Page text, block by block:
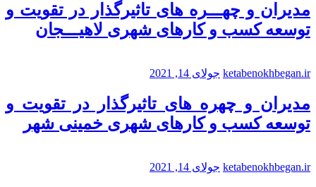
مدیران و چهـــره های تاثیرگذار در تقویت و
توسعه کسب و کارهای شهری لاهیـــجان
ketabenokhbegan.ir جولای 14, 2021
مدیران و چهره های تاثیرگذار در تقویت و
توسعه کسب و کارهای شهری خمینی شهر
ketabenokhbegan.ir جولای 14, 2021